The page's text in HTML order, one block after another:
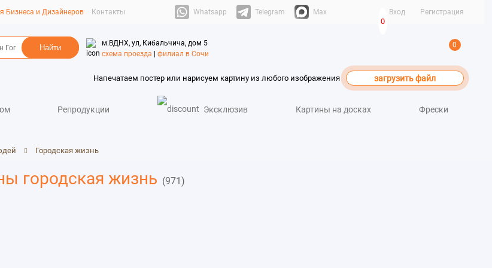
Бизнеса и Дизайнеров Контакты Whatsapp Telegram Max
0
Вход Регистрация
м.ВДНХ, ул, Кибальчича, дом 5
схема проезда
филиал в Сочи
0
Напечатаем постер или нарисуем картину из любого изображения загрузить файл
Репродукции Эксклюзив Картины на досках Фрески
Городская жизнь
городская жизнь (971)